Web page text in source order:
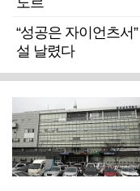
“성공은 자이언츠서
설 날렸다